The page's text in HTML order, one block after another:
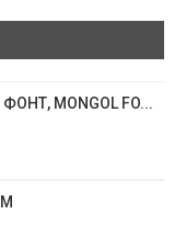
MONGOL FO...